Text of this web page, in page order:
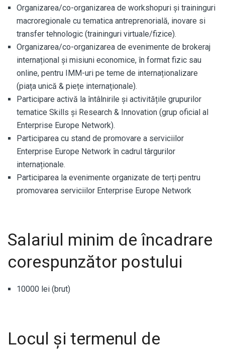
Organizarea/co-organizarea de workshopuri și traininguri
macroregionale cu tematica antreprenorială, inovare si
transfer tehnologic (traininguri virtuale/fizice).
Organizarea/co-organizarea de evenimente de brokeraj
internațional și misiuni economice, în format fizic sau
online, pentru IMM-uri pe teme de internaționalizare
(piața unică & piețe internaționale).
Participare activă la întâlnirile și activitățile grupurilor
tematice Skills și Research & Innovation (grup oficial al
Enterprise Europe Network).
Participarea cu stand de promovare a serviciilor
Enterprise Europe Network în cadrul târgurilor
internaționale.
Participarea la evenimente organizate de terți pentru
promovarea serviciilor Enterprise Europe Network
Salariul minim de încadrare
corespunzător postului
10000 lei (brut)
Locul și termenul de